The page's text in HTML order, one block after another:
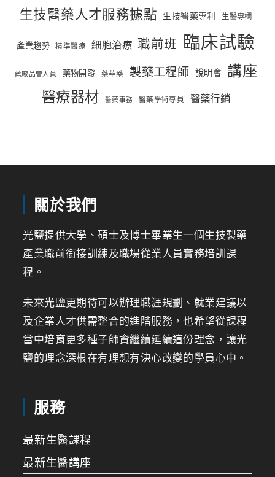
生技醫藥人才服務據點 生技醫藥專利 生醫專欄
產業趨勢 精準醫療 細胞治療 職前班 臨床試驗
藥廠品管人員 藥物開發 藥華藥 製藥工程師 說明會 講座
醫療器材 醫藥事務 醫藥學術專員 醫藥行銷
關於我們
光鹽提供大學、碩士及博士畢業生一個生技製藥
產業職前銜接訓練及職場從業人員實務培訓課
程。
未來光鹽更期待可以辦理職涯規劃、就業建議以
及企業人才供需整合的進階服務，也希望從課程
當中培育更多種子師資繼續延續這份理念，讓光
鹽的理念深根在有理想有決心改變的學員心中。
服務
最新生醫課程
最新生醫講座